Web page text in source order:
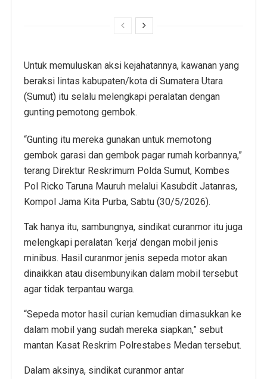
Untuk memuluskan aksi kejahatannya, kawanan yang
beraksi lintas kabupaten/kota di Sumatera Utara
(Sumut) itu selalu melengkapi peralatan dengan
gunting pemotong gembok.
“Gunting itu mereka gunakan untuk memotong
gembok garasi dan gembok pagar rumah korbannya,”
terang Direktur Reskrimum Polda Sumut, Kombes
Pol Ricko Taruna Mauruh melalui Kasubdit Jatanras,
Kompol Jama Kita Purba, Sabtu (30/5/2026).
Tak hanya itu, sambungnya, sindikat curanmor itu juga
melengkapi peralatan ‘kerja’ dengan mobil jenis
minibus. Hasil curanmor jenis sepeda motor akan
dinaikkan atau disembunyikan dalam mobil tersebut
agar tidak terpantau warga.
“Sepeda motor hasil curian kemudian dimasukkan ke
dalam mobil yang sudah mereka siapkan,” sebut
mantan Kasat Reskrim Polrestabes Medan tersebut.
Dalam aksinya, sindikat curanmor antar